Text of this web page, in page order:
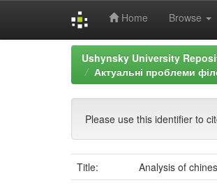
Home Browse
Ushynsky University
Актуальні проблеми
Please use this identifier to
Title:
Analysis of